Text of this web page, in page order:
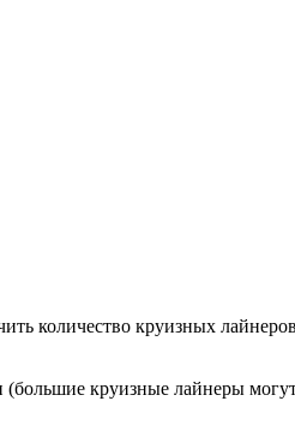
количество круизных
(большие круизные лайнеры